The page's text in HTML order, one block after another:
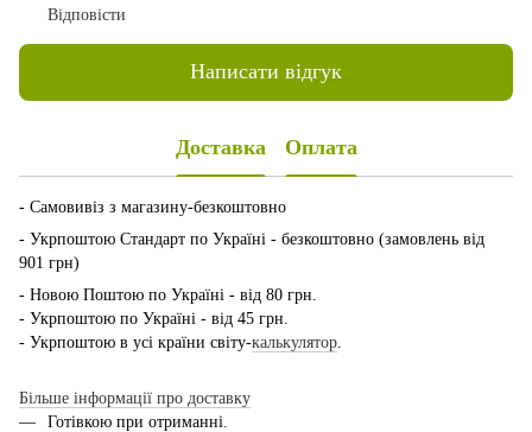
Відповісти
Написати відгук
Доставка Оплата
- Самовивіз з магазину-безкоштовно
- Укрпоштою Стандарт по Україні - безкоштовно (замовлень від
901 грн)
- Новою Поштою по Україні - від 80 грн.
- Укрпоштою по Україні - від 45 грн.
- Укрпоштою в усі країни світу-калькулятор
Більше інформації про доставку
Готівкою при отриманні.